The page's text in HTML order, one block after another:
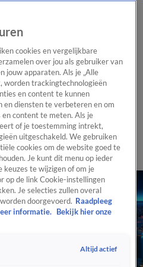
Het beste van Hart
Tip de
Tip de redactiePanelVideo's
cookies en vergelijkbare
over jou als gebruiker van
jouw apparaten. Als je „Alle
worden trackingtechnologieën
en content te kunnen
en diensten te verbeteren en om
content te meten. Als je
of je toestemming intrekt,
uitgeschakeld. We gebruiken
cookies om de website goed te
Je kunt dit menu op ieder
keuzes te wijzigen of om je
op de link Cookie-instellingen
Je selecties zullen overal
doorgevoerd. Raadpleeg
informatie.
Bekijk hier onze
Altijd actief